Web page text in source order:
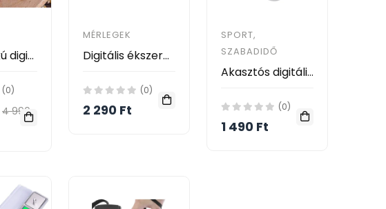
Kanál alakú digitális konyhai mérleg
(0)
4 990
MÉRLEGEK
Digitális ékszermérleg, zsebmérleg, fekete
(0)
2 290 Ft
SPORT,
SZABADIDŐ
Akasztós digitális horgász, poggyász mérleg 50 kg - MS-402
(0)
1 490 Ft